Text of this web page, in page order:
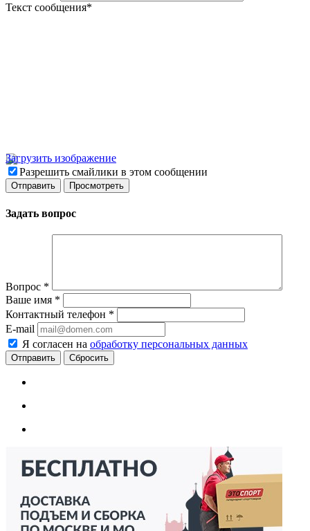
Текст сообщения*
Загрузить изображение
Разрешить смайлики в этом сообщении
Задать вопрос
Вопрос *
Ваше имя *
Контактный телефон *
E-mail
Я согласен на обработку персональных данных
Сбросить